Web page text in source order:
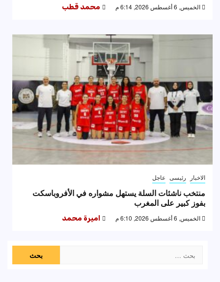
الخميس, 6 أغسطس 2026, 6:14 م محمد قطب
الاخبار رئيسى عاجل
منتخب ناشئات السلة يستهل مشواره في الأفروباسكت
بفوز كبير على المغرب
الخميس, 6 أغسطس 2026, 6:10 م اميرة محمد
عن: